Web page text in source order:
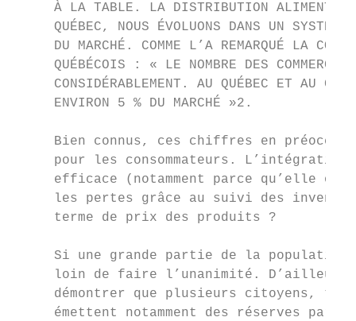
À LA TABLE. LA DISTRIBUTION
QUÉBEC, NOUS ÉVOLUONS DANS UN
DU MARCHÉ. COMME L’A REMARQUÉ LA
QUÉBÉCOIS : « LE NOMBRE DES
CONSIDÉRABLEMENT. AU QUÉBEC ET AU
     ENVIRON 5 % DU MARCHÉ »2.
Bien connus, ces chiffres en
pour les consommateurs.
efficace (notamment parce qu’elle
les pertes grâce au suivi des
     terme de prix des produits ?
Si une grande partie de la
loin de faire l’unanimité.
démontrer que plusieurs citoyens,
émettent notamment des réserves par